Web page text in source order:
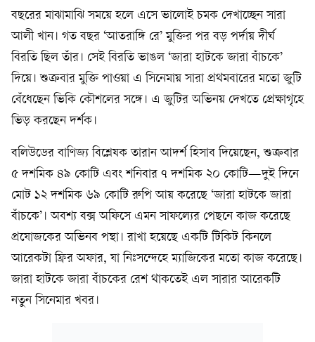
বছরের মাঝামাঝি সময়ে হলে এসে ভালোই চমক দেখাচ্ছেন সারা
আলী খান। গত বছর ‘আতরাঙ্গি রে’ মুক্তির পর বড় পর্দায় দীর্ঘ
বিরতি ছিল তাঁর। সেই বিরতি ভাঙল ‘জারা হাটকে জারা বাঁচকে’
দিয়ে। শুক্রবার মুক্তি পাওয়া এ সিনেমায় সারা প্রথমবারের মতো জুটি
বেঁধেছেন ভিকি কৌশলের সঙ্গে। এ জুটির অভিনয় দেখতে প্রেক্ষাগৃহে
ভিড় করছেন দর্শক।
বলিউডের বাণিজ্য বিশ্লেষক তারান আদর্শ হিসাব দিয়েছেন, শুক্রবার
৫ দশমিক ৪৯ কোটি এবং শনিবার ৭ দশমিক ২০ কোটি—দুই দিনে
মোট ১২ দশমিক ৬৯ কোটি রুপি আয় করেছে ‘জারা হাটকে জারা
বাঁচকে’। অবশ্য বক্স অফিসে এমন সাফল্যের পেছনে কাজ করেছে
প্রযোজকের অভিনব পন্থা। রাখা হয়েছে একটি টিকিট কিনলে
আরেকটা ফ্রির অফার, যা নিঃসন্দেহে ম্যাজিকের মতো কাজ করেছে।
জারা হাটকে জারা বাঁচকের রেশ থাকতেই এল সারার আরেকটি
নতুন সিনেমার খবর।